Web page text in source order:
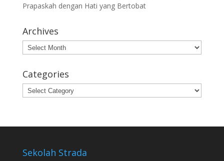
Prapaskah dengan Hati yang Bertobat
Archives
Archives
Categories
Categories
Sekolah Strada